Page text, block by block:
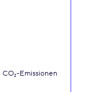
CO₂-Emissionen